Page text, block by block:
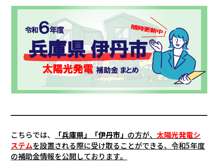
こちらでは、 「兵庫県」「伊丹市」 の方が、太陽光発電シ
ステムを設置される際に受け取ることができる、令和5年度
の補助金情報を公開しております。